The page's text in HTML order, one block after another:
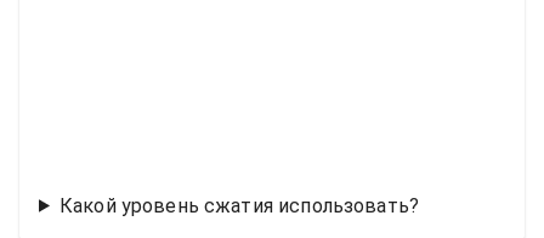
Какой уровень сжатия использовать?